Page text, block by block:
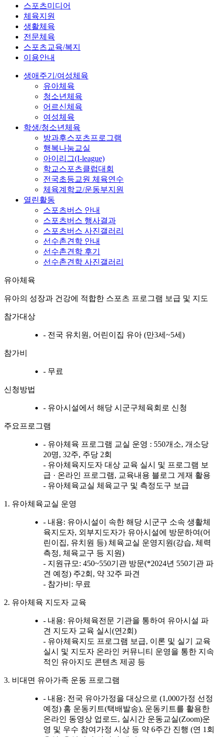
스포츠미디어
체육지원
생활체육
전문체육
스포츠교육/복지
이용안내
생애주기/여성체육
유아체육
청소년체육
어르신체육
여성체육
학생/청소년체육
방과후스포츠프로그램
행복나눔교실
아이리그(I-league)
학교스포츠클럽대회
전국초등교원 체육연수
체육계학교/운동부지원
열린활동
스포츠버스 안내
스포츠버스 행사결과
스포츠버스 사진갤러리
선수촌견학 안내
선수촌견학 후기
선수촌견학 사진갤러리
유아체육
유아의 성장과 건강에 적합한 스포츠 프로그램 보급 및 지도
참가대상
- 전국 유치원, 어린이집 유아 (만3세~5세)
참가비
- 무료
신청방법
- 유아시설에서 해당 시군구체육회로 신청
주요프로그램
- 유아체육 프로그램 교실 운영 : 550개소, 개소당
20명, 32주, 주당 2회
- 유아체육지도자 대상 교육 실시 및 프로그램 보
급 · 온라인 프로그램, 교육내용 블로그 게재 활용
- 유아체육교실 체육교구 및 측정도구 보급
1. 유아체육교실 운영
- 내용: 유아시설이 속한 해당 시군구 소속 생활체
육지도자, 외부지도자가 유아시설에 방문하여(어
린이집, 유치원 등) 체육교실 운영지원(강습, 체력
측정, 체육교구 등 지원)
- 지원규모: 450~550기관 방문(*2024년 550기관 파
견 예정) 주2회, 약 32주 파견
- 참가비: 무료
2. 유아체육 지도자 교육
- 내용: 유아체육전문 기관을 통하여 유아시설 파
견 지도자 교육 실시(연2회)
- 유아체육지도 프로그램 보급, 이론 및 실기 교육
실시 및 지도자 온라인 커뮤니티 운영을 통한 지속
적인 유아지도 콘텐츠 제공 등
3. 비대면 유아가족 운동 프로그램
- 내용: 전국 유아가정을 대상으로 (1,000가정 선정
예정) 홈 운동키트(택배발송), 운동키트를 활용한
온라인 동영상 업로드, 실시간 운동교실(Zoom)운
영 및 우수 참여가정 시상 등 약 6주간 진행 (연 1회